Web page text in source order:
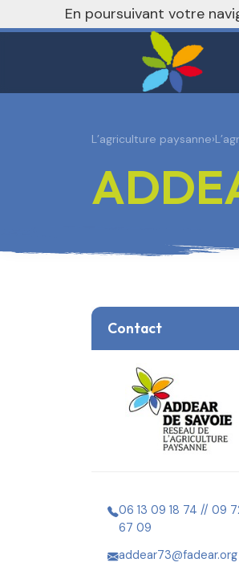
nivo_2026: 1
L’agriculture paysanne›
Contact
06 13 09 18 74 // 09
67 09
addear73@fadear.org
En poursuivant votre